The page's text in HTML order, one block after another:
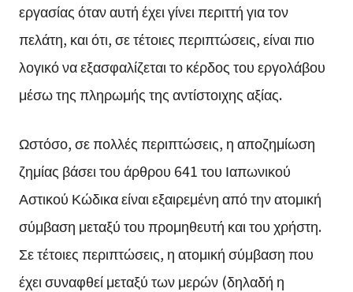
εργασίας όταν αυτή έχει γίνει περιττή για τον
πελάτη, και ότι, σε τέτοιες περιπτώσεις, είναι πιο
λογικό να εξασφαλίζεται το κέρδος του εργολάβου
μέσω της πληρωμής της αντίστοιχης αξίας.
Ωστόσο, σε πολλές περιπτώσεις, η αποζημίωση
ζημίας βάσει του άρθρου 641 του Ιαπωνικού
Αστικού Κώδικα είναι εξαιρεμένη από την ατομική
σύμβαση μεταξύ του προμηθευτή και του χρήστη.
Σε τέτοιες περιπτώσεις, η ατομική σύμβαση που
έχει συναφθεί μεταξύ των μερών (δηλαδή η